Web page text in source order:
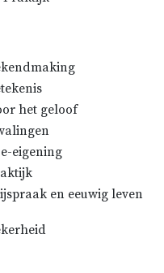
het geloof
eigening
en eeuwig leven
het gedrocht
aan, en
van de
die minder
ook
door de gehele
De overige
nog niet
Zie James
boek,